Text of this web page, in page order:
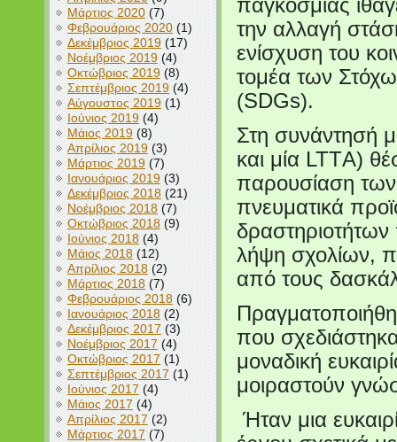
Μάρτιος 2020(7)
Φεβρουάριος 2020(1)
Δεκέμβριος 2019(17)
Νοέμβριος 2019(4)
Οκτώβριος 2019(8)
Σεπτέμβριος 2019(4)
Αύγουστος 2019(1)
Ιούνιος 2019(4)
Μάιος 2019(8)
Απρίλιος 2019(3)
Μάρτιος 2019(7)
Ιανουάριος 2019(3)
Δεκέμβριος 2018(21)
Νοέμβριος 2018(7)
Οκτώβριος 2018(9)
Ιούνιος 2018(4)
Μάιος 2018(12)
Απρίλιος 2018(2)
Μάρτιος 2018(7)
Φεβρουάριος 2018(6)
Ιανουάριος 2018(2)
Δεκέμβριος 2017 (3)
Νοέμβριος 2017(4)
Οκτώβριος 2017(1)
Σεπτέμβριος 2017 (1)
Ιούνιος 2017 (4)
Μάιος 2017 (4)
Απρίλιος 2017 (2)
Μάρτιος 2017 (7)
παγκόσμιας
την αλλαγή
ενίσχυση του
τομέα των
(SDGs).
Στη συνάντησή
και μία LTTΑ)
παρουσίαση
πνευματικά
λήψη σχολίων,
από τους
που
μοναδική
μοιραστούν
Ήταν μια